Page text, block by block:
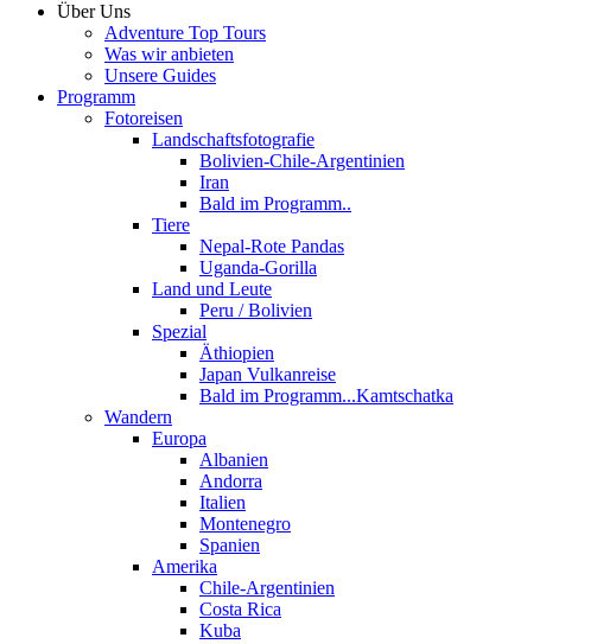
Über Uns
Adventure Top Tours
Was wir anbieten
Unsere Guides
Programm
Fotoreisen
Landschaftsfotografie
Bolivien-Chile-Argentinien
Iran
Bald im Programm..
Tiere
Nepal-Rote Pandas
Uganda-Gorilla
Land und Leute
Peru / Bolivien
Spezial
Äthiopien
Japan Vulkanreise
Bald im Programm...Kamtschatka
Wandern
Europa
Albanien
Andorra
Italien
Montenegro
Spanien
Amerika
Chile-Argentinien
Costa Rica
Kuba